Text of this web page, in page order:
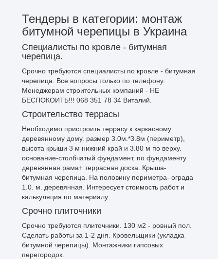
Тендеры в категории: монтаж
битумной черепицы в Украина
Специалисты по кровле - битумная
черепица.
Срочно требуются специалисты по кровле - битумная
черепица. Все вопросы только по телефону.
Менеджерам строительных компаний - НЕ
БЕСПОКОИТЬ!!! 068 351 78 34 Виталий.
Строительство террасы
Необходимо пристроить террасу к каркасному
деревянному дому. размер 3.0м.*3.8м (периметр),
высота крыши 3 м нижний край и 3.80 м по верху.
основание-столбчатый фундамент, по фундаменту
деревянная рама+ террасная доска. Крыша-
битумная черепица. На половину периметра- ограда
1.0. м. деревянная. Интересует стоимость работ и
калькуляция по материалу.
Срочно плиточники
Срочно требуются плиточники. 130 м2 - ровный пол.
Сделать работы за 1-2 дня. Кровельщики (укладка
битумной черепицы). Монтажники гипсовых
перегородок.